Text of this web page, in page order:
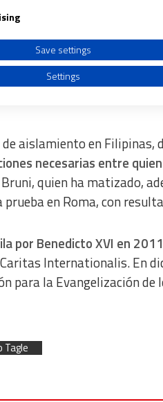
Covid-19 a su llegada
permanecer en
aislamiento en Filipinas,
necesarias entre
quien ha matizado,
en Roma, con
por Benedicto XVI en
Internationalis. En
para la Evangelización de
Tagle
sources
Save settings
Settings